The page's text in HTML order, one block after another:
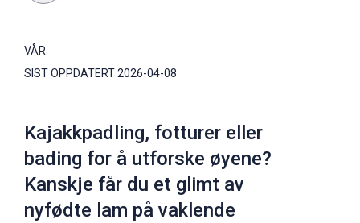
VÅR
SIST OPPDATERT2026-04-08
Kajakkpadling, fotturer eller
bading for å utforske øyene?
Kanskje får du et glimt av
nyfødte lam på vaklende